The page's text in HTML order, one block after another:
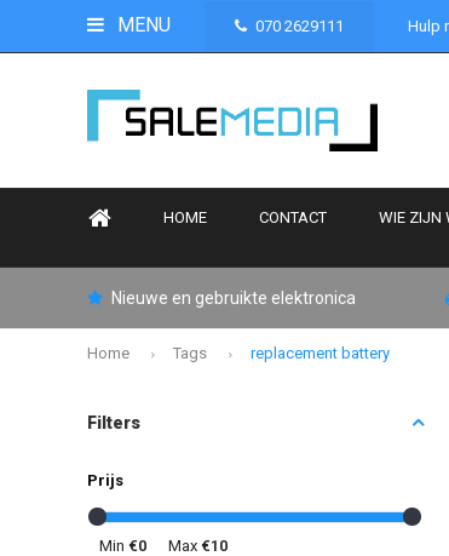
MENU 070 2629111 Hulp
HOME CONTACT WIE ZIJN
Nieuwe en gebruikte elektronica
Home Tags replacement battery
Filters
Prijs
Min €0 Max €10